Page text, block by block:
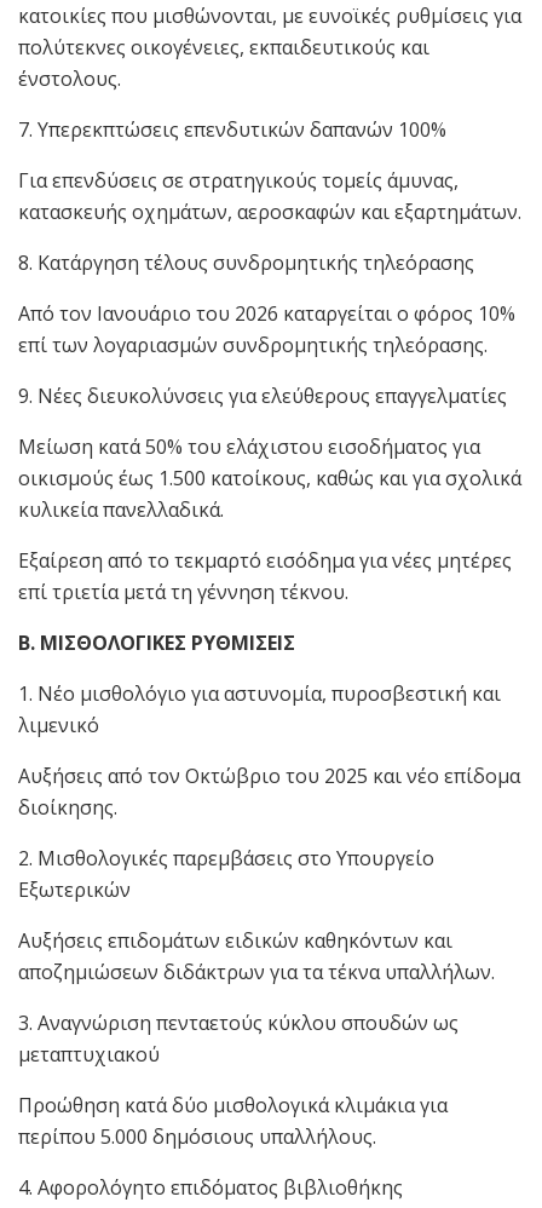
κατοικίες που μισθώνονται, με ευνοϊκές ρυθμίσεις για
πολύτεκνες οικογένειες, εκπαιδευτικούς και
ένστολους.
7. Υπερεκπτώσεις επενδυτικών δαπανών 100%
Για επενδύσεις σε στρατηγικούς τομείς άμυνας,
κατασκευής οχημάτων, αεροσκαφών και εξαρτημάτων.
8. Κατάργηση τέλους συνδρομητικής τηλεόρασης
Από τον Ιανουάριο του 2026 καταργείται ο φόρος 10%
επί των λογαριασμών συνδρομητικής τηλεόρασης.
9. Νέες διευκολύνσεις για ελεύθερους επαγγελματίες
Μείωση κατά 50% του ελάχιστου εισοδήματος για
οικισμούς έως 1.500 κατοίκους, καθώς και για σχολικά
κυλικεία πανελλαδικά.
Εξαίρεση από το τεκμαρτό εισόδημα για νέες μητέρες
επί τριετία μετά τη γέννηση τέκνου.
Β. ΜΙΣΘΟΛΟΓΙΚΕΣ ΡΥΘΜΙΣΕΙΣ
1. Νέο μισθολόγιο για αστυνομία, πυροσβεστική και
λιμενικό
Αυξήσεις από τον Οκτώβριο του 2025 και νέο επίδομα
διοίκησης.
2. Μισθολογικές παρεμβάσεις στο Υπουργείο
Εξωτερικών
Αυξήσεις επιδομάτων ειδικών καθηκόντων και
αποζημιώσεων διδάκτρων για τα τέκνα υπαλλήλων.
3. Αναγνώριση πενταετούς κύκλου σπουδών ως
μεταπτυχιακού
Προώθηση κατά δύο μισθολογικά κλιμάκια για
περίπου 5.000 δημόσιους υπαλλήλους.
4. Αφορολόγητο επιδόματος βιβλιοθήκης